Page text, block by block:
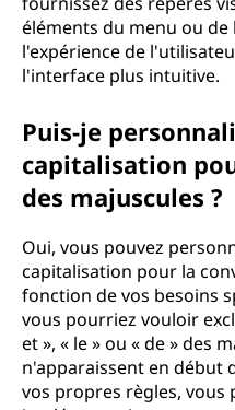
éléments du menu ou
l'expérience de
l'interface plus intuitive.
Puis-je
capitalisation
des majuscules ?
Oui, vous pouvez
capitalisation pour la
fonction de vos besoins
vous pourriez vouloir
et », « le » ou « de » des
n'apparaissent en début
vos propres règles, vous